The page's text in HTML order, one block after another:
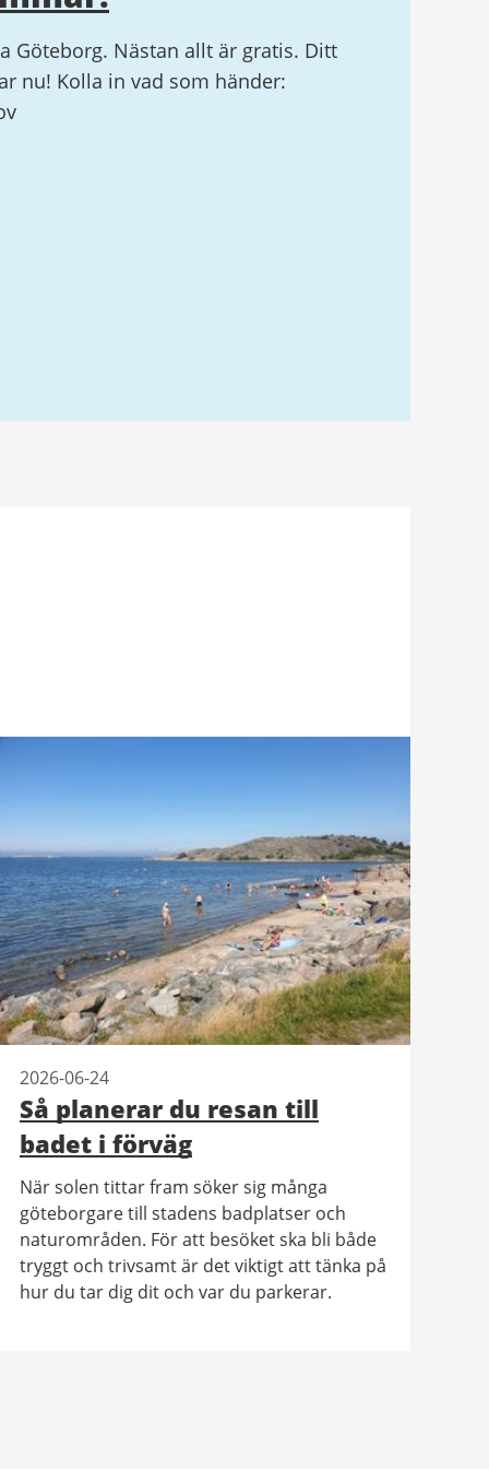
Göteborg. Nästan allt är gratis. Ditt
nu! Kolla in vad som händer:
Så planerar du resan till
badet i förväg
2026-06-24
När solen tittar fram söker sig många
göteborgare till stadens badplatser och
naturområden. För att besöket ska bli både
tryggt och trivsamt är det viktigt att tänka på
hur du tar dig dit och var du parkerar.